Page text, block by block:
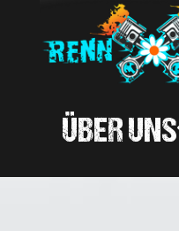
ÜBER UNS